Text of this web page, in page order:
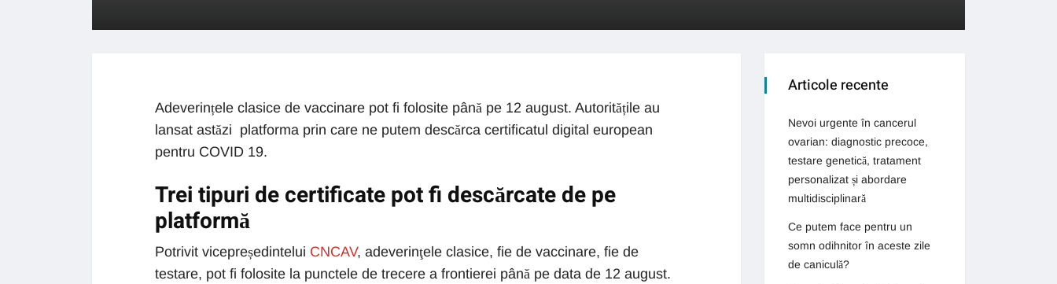
Adeverințele clasice de vaccinare pot fi folosite până pe 12 august. Autoritățile au
lansat astăzi platforma prin care ne putem descărca certificatul digital european
pentru COVID 19.
Trei tipuri de certificate pot fi descărcate de pe
platformă
Potrivit vicepreședintelui CNCAV, adeverinţele clasice, fie de vaccinare, fie de
testare, pot fi folosite la punctele de trecere a frontierei până pe data de 12 august.
Articole recente
Nevoi urgente în cancerul
ovarian: diagnostic precoce,
testare genetică, tratament
personalizat și abordare
multidisciplinară
Ce putem face pentru un
somn odihnitor în aceste zile
de caniculă?